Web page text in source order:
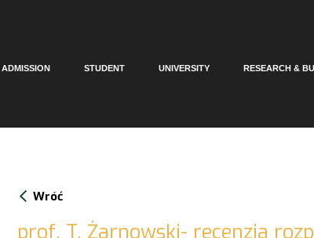
ADMISSION STUDENT UNIVERSITY RESEARCH &
Wróć
prof. T. Żarnowski- recenzja